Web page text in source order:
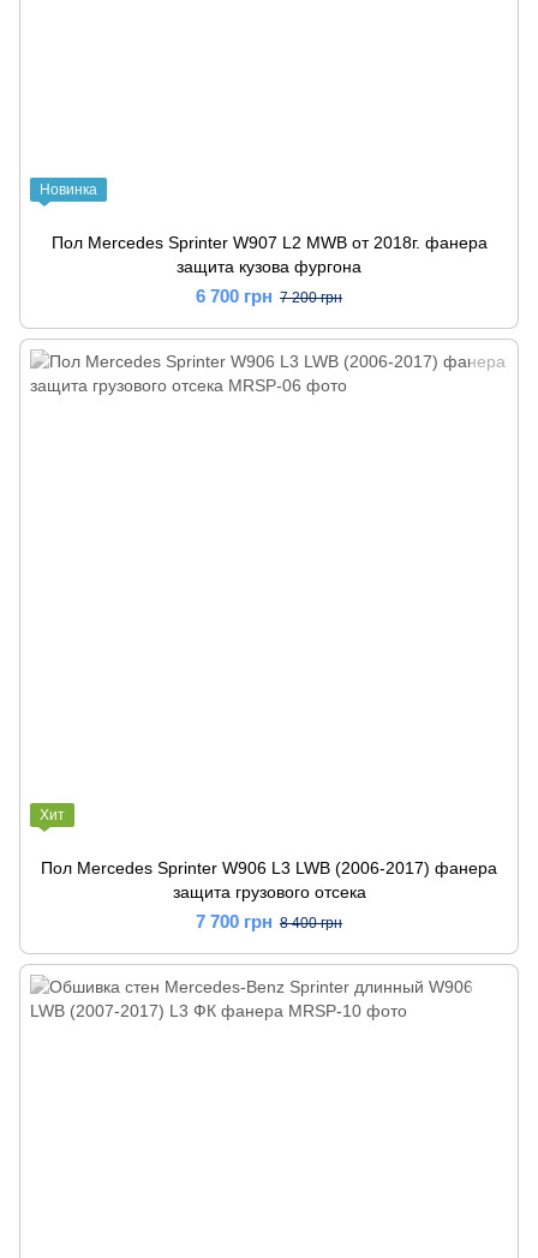
Новинка
Пол Mercedes Sprinter W907 L2 MWB от 2018г. фанера
защита кузова фургона
6 700 грн 7 200 грн
Хит
Пол Mercedes Sprinter W906 L3 LWB (2006-2017) фанера
защита грузового отсека
7 700 грн 8 400 грн